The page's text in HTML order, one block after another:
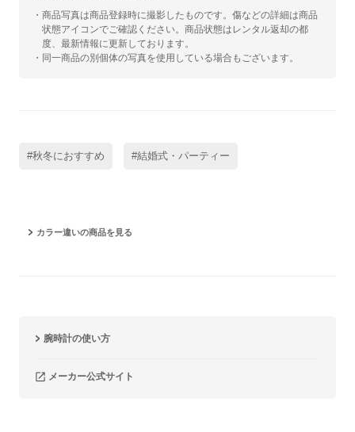
・商品写真は商品登録時に撮影したものです。傷などの詳細は商品
状態アイコンでご確認ください。商品状態はレンタル返却の都
度、最新情報に更新しております。
・同一商品の別個体の写真を使用している場合もございます。
#秋冬におすすめ #結婚式・パーティー
カラー違いの商品を見る
腕時計の使い方
メーカー公式サイト